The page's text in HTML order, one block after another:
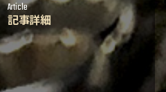
買取
Article
記事詳細